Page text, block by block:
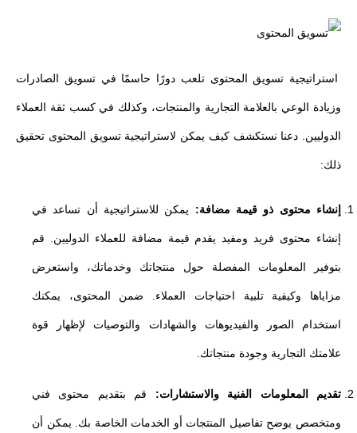
استراتيجية تسويق المحتوى تلعب دورًا حاسمًا في تسويق الصادرات
وزيادة الوعي بالعلامة التجارية والمنتجات، وكذلك في كسب ثقة العملاء
الدوليين. دعنا نستكشف كيف يمكن لاستراتيجية تسويق المحتوى تحقيق
ذلك:
إنشاء محتوى ذو قيمة مضافة: يمكن للاستراتيجية أن تساعد في
إنشاء محتوى فريد ومفيد يقدم قيمة مضافة للعملاء الدوليين. قم
بتوفير المعلومات المفصلة حول منتجاتك وخدماتك، واستعرض
مزاياها وكيفية تلبية احتياجات العملاء. ضمن المحتوى، يمكنك
استخدام الصور والفيديوهات والشهادات والتوصيات لإظهار قوة
علامتك التجارية وجودة منتجاتك.
تقديم المعلومات الفنية والاستشارات: قم بتقديم محتوى فني
ومتخصص يوضح تفاصيل المنتجات أو الخدمات الخاصة بك. يمكن أن